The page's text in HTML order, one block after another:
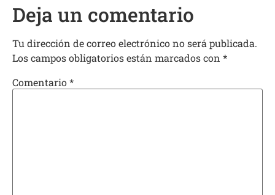
Deja un comentario
Tu dirección de correo electrónico no será publicada.
Los campos obligatorios están marcados con *
Comentario*